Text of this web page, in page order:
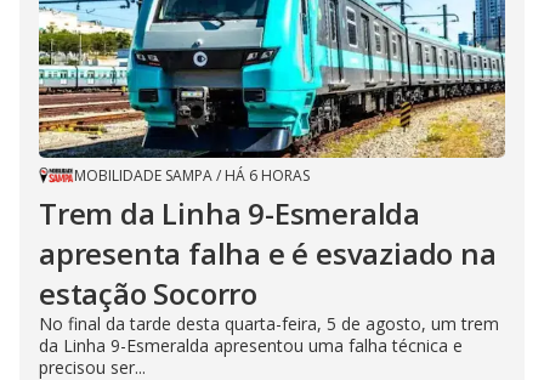
MOBILIDADE SAMPA/ HÁ 6 HORAS
Trem da Linha 9-Esmeralda
apresenta falha e é esvaziado na
estação Socorro
No final da tarde desta quarta-feira, 5 de agosto, um trem
da Linha 9-Esmeralda apresentou uma falha técnica e
precisou ser...